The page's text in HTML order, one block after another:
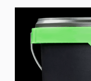
–
Φίλτρο
Κουβά/
Διαχωριστής
για